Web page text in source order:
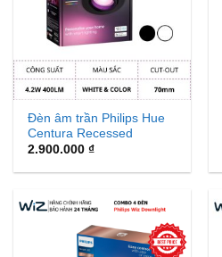
Đèn âm trần Philips Hue
Centura Recessed
Spotlight WACA
2.900.000₫